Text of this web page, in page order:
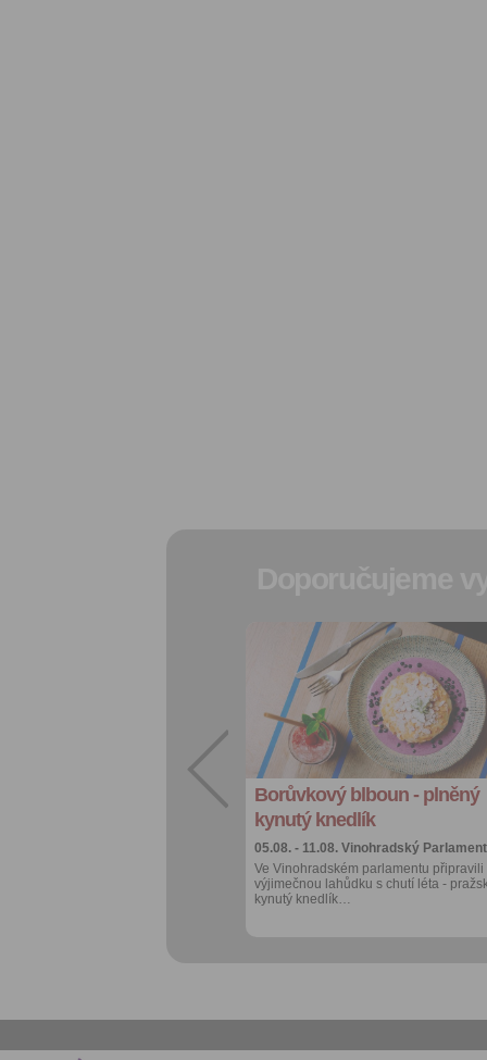
Borůvkový blboun - plněný
kynutý knedlík
05.08. - 11.08. Vinohradský Parlament
Ve Vinohradském parlamentu připravili
výjimečnou lahůdku s chutí léta -
kynutý knedlík…
Přidat do
oblíbených
Sdílet:
Facebook
export do
kalendáře
Více výhod pro
přihlášené